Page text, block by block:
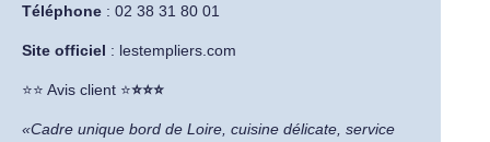
Téléphone : 02 38 31 80 01
Site officiel : lestempliers.com
​⭐⭐ Avis client ⭐⭐⭐⭐
«Cadre unique bord de Loire, cuisine délicate, service